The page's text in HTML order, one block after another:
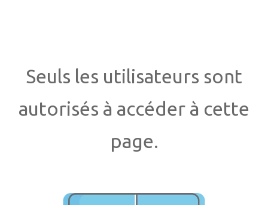
Seuls les utilisateurs sont
autorisés à accéder à cette
page.